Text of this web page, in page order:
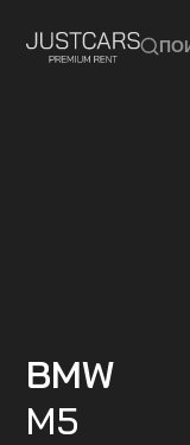
BMW
M5